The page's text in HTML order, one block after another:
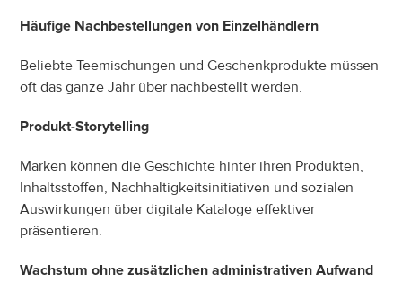
Häufige Nachbestellungen von Einzelhändlern
Beliebte Teemischungen und Geschenkprodukte müssen
oft das ganze Jahr über nachbestellt werden.
Produkt-Storytelling
Marken können die Geschichte hinter ihren Produkten,
Inhaltsstoffen, Nachhaltigkeitsinitiativen und sozialen
Auswirkungen über digitale Kataloge effektiver
präsentieren.
Wachstum ohne zusätzlichen administrativen Aufwand